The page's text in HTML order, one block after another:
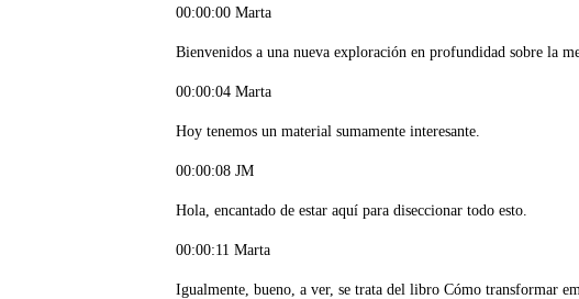
00:00:00 Marta
Bienvenidos a una nueva exploración en profundidad sobre la
00:00:04 Marta
Hoy tenemos un material sumamente interesante.
00:00:08 JM
Hola, encantado de estar aquí para diseccionar todo esto.
00:00:11 Marta
Igualmente, bueno, a ver, se trata del libro Cómo transformar